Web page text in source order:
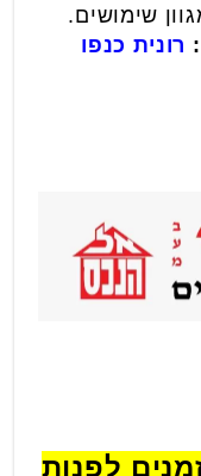
שימושים.
רונית כנפו
לפנות